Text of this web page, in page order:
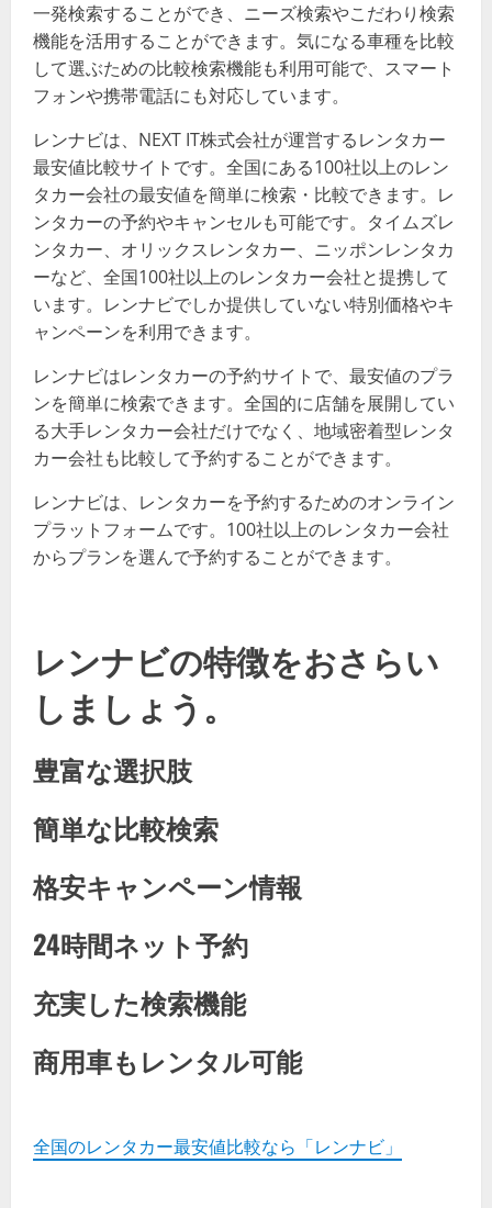
一発検索することができ、ニーズ検索やこだわり検索
機能を活用することができます。気になる車種を比較
して選ぶための比較検索機能も利用可能で、スマート
フォンや携帯電話にも対応しています。
レンナビは、NEXT IT株式会社が運営するレンタカー
最安値比較サイトです。全国にある100社以上のレン
タカー会社の最安値を簡単に検索・比較できます。レ
ンタカーの予約やキャンセルも可能です。タイムズレ
ンタカー、オリックスレンタカー、ニッポンレンタカ
ーなど、全国100社以上のレンタカー会社と提携して
います。レンナビでしか提供していない特別価格やキ
ャンペーンを利用できます。
レンナビはレンタカーの予約サイトで、最安値のプラ
ンを簡単に検索できます。全国的に店舗を展開してい
る大手レンタカー会社だけでなく、地域密着型レンタ
カー会社も比較して予約することができます。
レンナビは、レンタカーを予約するためのオンライン
プラットフォームです。100社以上のレンタカー会社
からプランを選んで予約することができます。
レンナビの特徴をおさらい
しましょう。
豊富な選択肢
簡単な比較検索
格安キャンペーン情報
24時間ネット予約
充実した検索機能
商用車もレンタル可能
全国のレンタカー最安値比較なら「レンナビ」